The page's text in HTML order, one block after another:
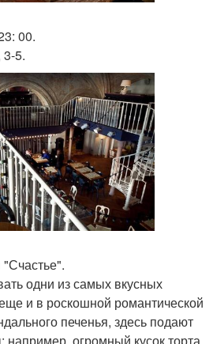
00.
3-5.
одни из самых вкусных
и в роскошной романтической
печенья, здесь подают